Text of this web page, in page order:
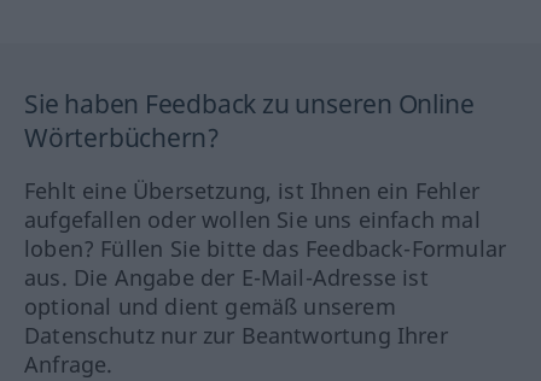
Sie haben Feedback zu unseren Online
Wörterbüchern?
Fehlt eine Übersetzung, ist Ihnen ein Fehler
aufgefallen oder wollen Sie uns einfach mal
loben? Füllen Sie bitte das Feedback-Formular
aus. Die Angabe der E-Mail-Adresse ist
optional und dient gemäß unserem
Datenschutz nur zur Beantwortung Ihrer
Anfrage.